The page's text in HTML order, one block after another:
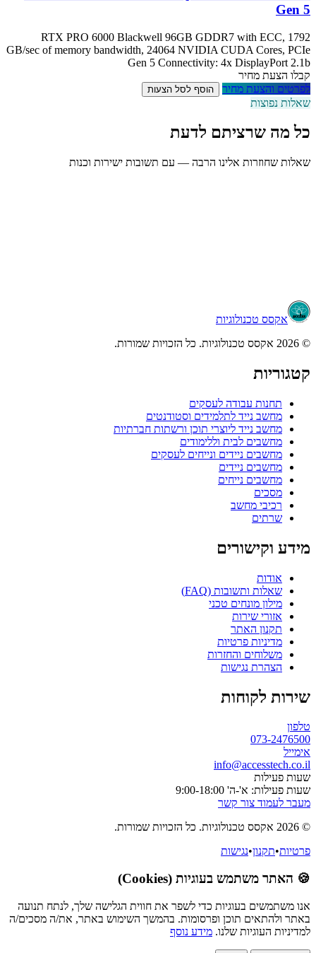
Gen 5
RTX PRO 6000 Blackwell 96GB GDDR7 with ECC, 1792
GB/sec of memory bandwidth, 24064 NVIDIA CUDA Cores, PCIe
Gen 5 Connectivity: 4x DisplayPort 2.1b
קבלו הצעת מחיר
לפרטים והצעת מחיר
הוסף לסל הצעות
שאלות נפוצות
כל מה שרציתם לדעת
שאלות שחוזרות אלינו הרבה — עם תשובות ישירות וכנות
אקסס טכנולוגיות
© 2026 אקסס טכנולוגיות. כל הזכויות שמורות.
קטגוריות
תחנות עבודה לעסקים
מחשב נייד לתלמידים וסטודנטים
מחשב נייד ליוצרי תוכן ורשתות חברתיות
מחשבים לבית וללימודים
מחשבים ניידים ונייחים לעסקים
מחשבים ניידים
מחשבים נייחים
מסכים
רכיבי מחשב
שרתים
מידע וקישורים
אודות
שאלות ותשובות (FAQ)
מילון מונחים טכני
אזורי שירות
תקנון האתר
מדיניות פרטיות
משלוחים והחזרות
הצהרת נגישות
שירות לקוחות
טלפון
073-2476500
אימייל
info@accesstech.co.il
שעות פעילות
שעות פעילות: א'-ה' 9:00-18:00
מעבר לעמוד צור קשר
© 2026 אקסס טכנולוגיות. כל הזכויות שמורות.
פרטיות•תקנון•נגישות
🍪 האתר משתמש בעוגיות (Cookies)
אנו משתמשים בעוגיות כדי לשפר את חווית הגלישה שלך, לנתח תנועה
באתר ולהתאים תוכן ופרסומות. בהמשך השימוש באתר, את/ה מסכים/ה
למדיניות העוגיות שלנו. מידע נוסף